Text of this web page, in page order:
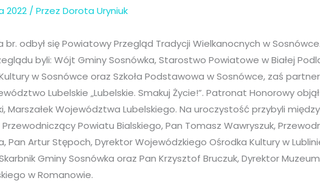
2022 / PrzezDorota Uryniuk
br. odbył się Powiatowy Przegląd Tradycji Wielkanocnych w
byli: Wójt Gminy Sosnówka, Starostwo Powiatowe w Białej
w Sosnówce oraz Szkoła Podstawowa w Sosnówce, zaś
Lubelskie „Lubelskie. Smakuj Życie!”. Patronat Honorowy
Marszałek Województwa Lubelskiego. Na uroczystość przybyli
Przewodniczący Powiatu Bialskiego, Pan Tomasz Wawryszuk,
Pan Artur Stępoch, Dyrektor Wojewódzkiego Ośrodka Kultury w
Gminy Sosnówka oraz Pan Krzysztof Bruczuk, Dyrektor
w Romanowie.